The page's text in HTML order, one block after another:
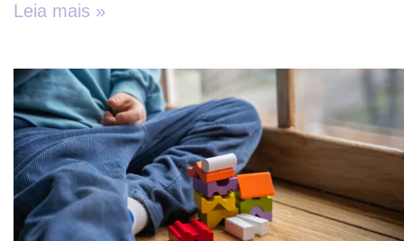
Leia mais »